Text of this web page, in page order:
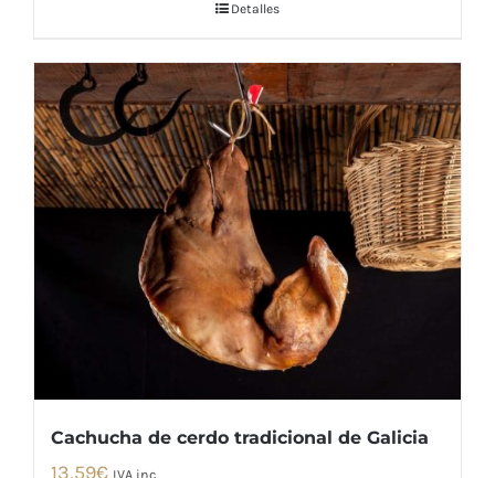
Detalles
Cachucha de cerdo tradicional de Galicia
13,59€